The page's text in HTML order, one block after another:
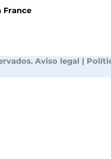
France
Aviso legal |